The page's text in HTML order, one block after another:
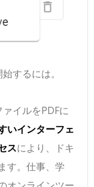
するには。
イルをPDFに
いインターフェ
スにより、ドキ
す。仕事、学